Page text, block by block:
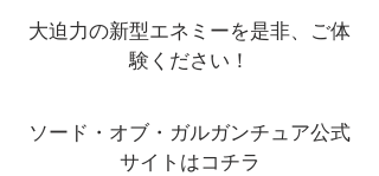
大迫力の新型エネミーを是非、ご体
験ください！
ソード・オブ・ガルガンチュア公式
サイトはコチラ